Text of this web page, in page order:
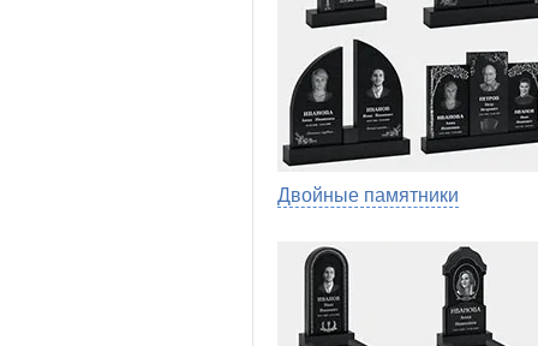
Двойные памятники